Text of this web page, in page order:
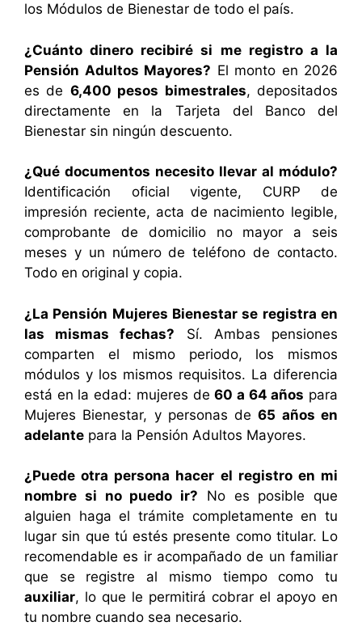
los Módulos de Bienestar de todo el país.
¿Cuánto dinero recibiré si me registro a la
Pensión Adultos Mayores? El monto en 2026
es de 6,400 pesos bimestrales, depositados
directamente en la Tarjeta del Banco del
Bienestar sin ningún descuento.
¿Qué documentos necesito llevar al módulo?
Identificación oficial vigente, CURP de
impresión reciente, acta de nacimiento legible,
comprobante de domicilio no mayor a seis
meses y un número de teléfono de contacto.
Todo en original y copia.
¿La Pensión Mujeres Bienestar se registra en
las mismas fechas? Sí. Ambas pensiones
comparten el mismo periodo, los mismos
módulos y los mismos requisitos. La diferencia
está en la edad: mujeres de60 a 64 años para
Mujeres Bienestar, y personas de65 años en
adelante para la Pensión Adultos Mayores.
¿Puede otra persona hacer el registro en mi
nombre si no puedo ir? No es posible que
alguien haga el trámite completamente en tu
lugar sin que tú estés presente como titular. Lo
recomendable es ir acompañado de un familiar
que se registre al mismo tiempo como tu
auxiliar, lo que le permitirá cobrar el apoyo en
tu nombre cuando sea necesario.